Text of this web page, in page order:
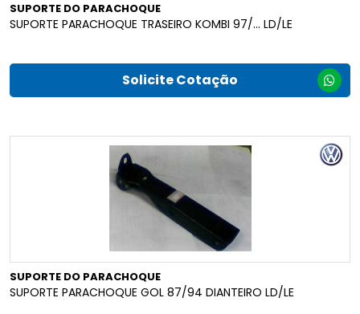
SUPORTE DO PARACHOQUE
SUPORTE PARACHOQUE TRASEIRO KOMBI 97/... LD/LE
Solicite Cotação
SUPORTE DO PARACHOQUE
SUPORTE PARACHOQUE GOL 87/94 DIANTEIRO LD/LE